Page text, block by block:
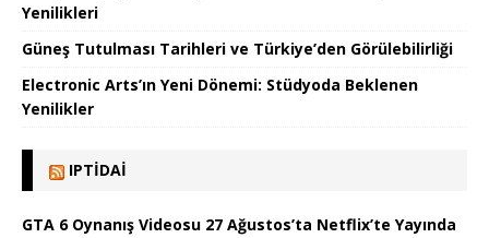
Yenilikleri
Güneş Tutulması Tarihleri ve Türkiye’den Görülebilirliği
Electronic Arts’ın Yeni Dönemi: Stüdyoda Beklenen
Yenilikler
IPTIDAI
GTA 6 Oynanış Videosu 27 Ağustos’ta Netflix’te Yayında